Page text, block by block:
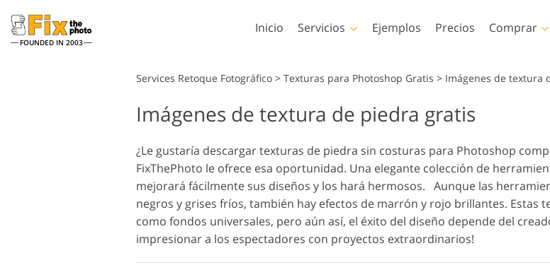
FOUNDED IN 2003
Inicio Servicios
cabeza
fotográfico de bebés
Servicios de Edición de
Fotos de Bodas
Modelos generados por IA
para prendas de vestir
Servicios de manipulación
de imágenes
Ejemplos Precios Comprar
Lightroom
Preestablecidos de
Lightroom
Colecciones completas
de preajustes LR
Ajustes preestablecidos
de mejor oferta
Colección móvil
Photoshop
Acciones de Photoshop
Superposiciones de
Photoshop
Texturas de Photoshop
Acciones Ps Colecciones
completas
Ps superpone
Templates
Plantillas
Tarjetas de San Valentín
Invitaciones de boda
Invitación de
infantil
Services Retoque Fotográfico > Texturas para Photoshop Gratis > Imágenes de textura
Imágenes de textura de piedra gratis
¿Le gustaría descargar texturas de piedra sin costuras para Photoshop
FixThePhoto le ofrece esa oportunidad. Una elegante colección de
mejorará fácilmente sus diseños y los hará hermosos. Aunque las
negros y grises fríos, también hay efectos de marrón y rojo brillantes. Estas
como fondos universales, pero aún así, el éxito del diseño depende del
impresionar a los espectadores con proyectos extraordinarios!